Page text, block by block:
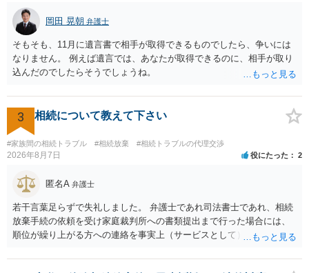
にもよりますが、寄与分といえるためには、①寄与行為の存在によって、被
相続人の財産の維持又は増加があること、②寄与行為が『特別の』寄与とい
えることが必要です。 お兄さんは、事業に貢献してきてはいるもので①寄与
行為の存在はあるかもしれませんが、代表取締役として正当な対価をこれま
で得ているのですから、②『特別の』寄与であるとはいえず、現時点で分か
っている内容からすれば、裁判所が寄与を簡単に認めるというような事案で
弁護士の名前で、お兄さんのCさんに対して内容証明郵便を送付し、交渉を開
始しました。 それに対して、Cさんは寄与分を定める審判を申立ててきまし
た。しかしながら、裁判所は最終的にCさんの主張は認めませんでした。 ま
た、弁護士がAさんの遺産について調査したところ、AさんはCさんに対し、
生前に1500万円を贈与していたことが判明しました。
う。数万円でやってくれるはずです。 ただ、法テラスは予約が取りづ
らい（希望者が多く予約できてもしばらく先になる）ようですので、
比較的短い熟慮期間のことを考えると、来週早々すぐにでも御連絡す
る方が良いでしょう。 もし法テラスが御利用になれない、あるいは時
間がない等であれば、相続を取扱分野としている弁護士を適宜探し
（WEB等で）、問い合わせてみることです。相続を扱う弁護士でも相
見積もりをとって）、一番安いところでやってもらうことに決めれ
ば、キューちゃんママさんの御希望をかなえることができるのではな
いでしょうか。 あるいは相続放棄であれば御自分でできなくもないと
は思います。その場合、かかるのは戸籍等の取得費用と印紙代だけと
を確認し、印紙と共に家庭裁判所に提出して相続放棄申述受理通知書
岡田 晃朝 弁護士
そもそも、11月に遺言書で相手が取得できるものでしたら、争いには
なりません。 例えば遺言では、あなたが取得できるのに、相手が取り
込んだのでしたらそうでしょうね。
3 相続について教えて下さい
#家族間の相続トラブル #相続放棄 #相続トラブルの代理交渉
2026年8月7日 役にたった 2
匿名A 弁護士
若干言葉足らずで失礼しました。 弁護士であれ司法書士であれ、相続
放棄手続の依頼を受け家庭裁判所への書類提出まで行った場合には、
順位が繰り上がる方への連絡を事実上（サービスとして）行うことは
できない、という意味でした。